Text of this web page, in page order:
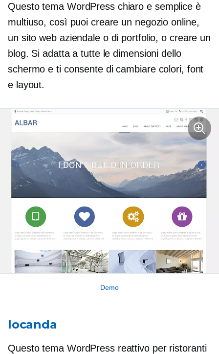
Questo tema WordPress chiaro e semplice è
multiuso, così puoi creare un negozio online,
un sito web aziendale o di portfolio, o creare un
blog. Si adatta a tutte le dimensioni dello
schermo e ti consente di cambiare colori, font
e layout.
Demo
locanda
Questo tema WordPress reattivo per ristoranti